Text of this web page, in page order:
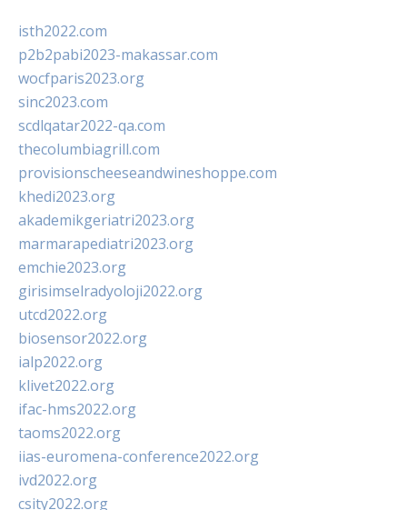
isth2022.com
p2b2pabi2023-makassar.com
wocfparis2023.org
sinc2023.com
scdlqatar2022-qa.com
thecolumbiagrill.com
provisionscheeseandwineshoppe.com
khedi2023.org
akademikgeriatri2023.org
marmarapediatri2023.org
emchie2023.org
girisimselradyoloji2022.org
utcd2022.org
biosensor2022.org
ialp2022.org
klivet2022.org
ifac-hms2022.org
taoms2022.org
iias-euromena-conference2022.org
ivd2022.org
csity2022.org